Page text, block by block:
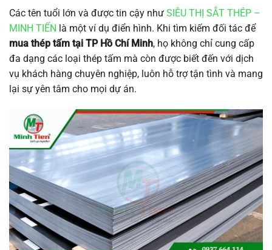
Các tên tuổi lớn và được tin cậy như SIÊU THỊ SẮT THÉP –
MINH TIẾN là một ví dụ điển hình. Khi tìm kiếm đối tác để
mua thép tấm tại TP Hồ Chí Minh, họ không chỉ cung cấp
đa dạng các loại thép tấm mà còn được biết đến với dịch
vụ khách hàng chuyên nghiệp, luôn hỗ trợ tận tình và mang
lại sự yên tâm cho mọi dự án.